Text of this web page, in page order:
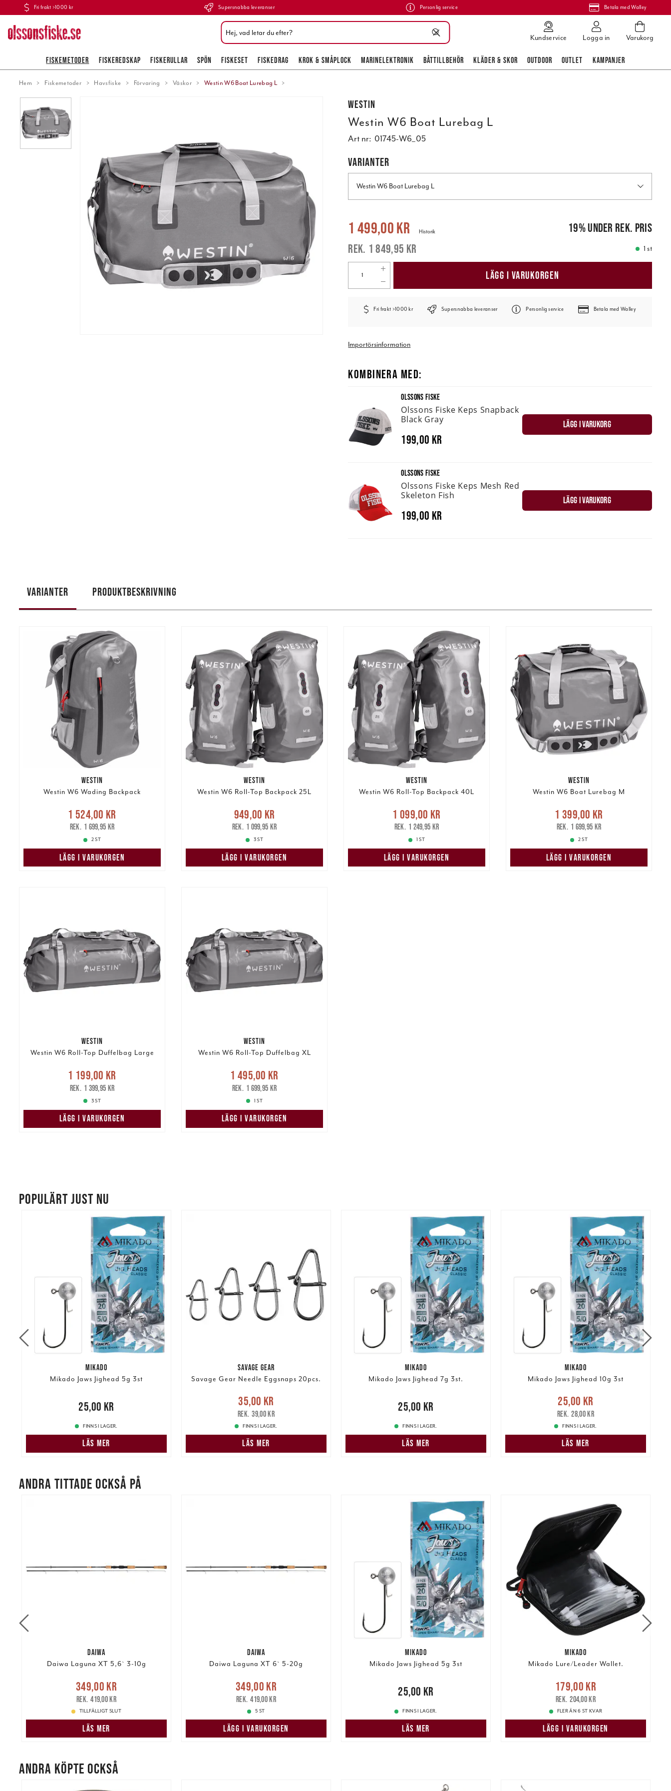
Fri frakt >1000 kr Supersnabba leveranser Personlig service Betala med Walley
Kundservice Logga in Varukorg
FISKEMETODER FISKEREDSKAP FISKERULLAR SPÖN FISKESET FISKEDRAG KROK & SMÅPLOCK MARINELEKTRONIK BÅTTILLBEHÖR KLÄDER & SKOR OUTDOOR OUTLET KAMPANJER
Hem Fiskemetoder Havsfiske Förvaring Väskor Westin W6 Boat Lurebag L
Westin
Westin W6 Boat Lurebag L
Art nr: 01745-W6_05
VARIANTER
Westin W6 Boat Lurebag L
Nuvarande pris: 1 499,00 kr
1 499,00 kr
1 849,95 kr
Historik 19%under rek. pris
1 st
LÄGG I VARUKORGEN
Fri frakt >1000 kr Supersnabba leveranser Personlig service Betala med Walley
Importörsinformation
KOMBINERA MED:
OLSSONS FISKE
Olssons Fiske Keps Snapback
Black Gray
199,00 kr
LÄGG I VARUKORG
OLSSONS FISKE
Olssons Fiske Keps Mesh Red
Skeleton Fish
199,00 kr
LÄGG I VARUKORG
VARIANTER PRODUKTBESKRIVNING
WESTIN
Westin W6 Wading Backpack
Nuvarande pris
1 524,00 krTidigare pris
1 699,95 kr
1 524,00 kr
1 699,95 kr
2 ST
LÄGG I VARUKORGEN
WESTIN
Westin W6 Roll-Top Backpack 25L
Nuvarande pris
949,00 krTidigare pris
1 099,95 kr
949,00 kr
1 099,95 kr
3 ST
LÄGG I VARUKORGEN
WESTIN
Westin W6 Roll-Top Backpack 40L
Nuvarande pris
1 099,00 krTidigare pris
1 249,95 kr
1 099,00 kr
1 249,95 kr
1 ST
LÄGG I VARUKORGEN
WESTIN
Westin W6 Boat Lurebag M
Nuvarande pris
1 399,00 krTidigare pris
1 699,95 kr
1 399,00 kr
1 699,95 kr
2 ST
LÄGG I VARUKORGEN
WESTIN
Westin W6 Roll-Top Duffelbag Large
Nuvarande pris
1 199,00 krTidigare pris
1 399,95 kr
1 199,00 kr
1 399,95 kr
3 ST
LÄGG I VARUKORGEN
WESTIN
Westin W6 Roll-Top Duffelbag XL
Nuvarande pris
1 495,00 krTidigare pris
1 699,95 kr
1 495,00 kr
1 699,95 kr
1 ST
LÄGG I VARUKORGEN
POPULÄRT JUST NU
MIKADO
Mikado Jaws Jighead 5g 3st
25,00 kr25,00 kr
FINNS I LAGER.
LÄS MER
SAVAGE GEAR
Savage Gear Needle Eggsnaps 20pcs.
Nuvarande pris:35,00 kr
pris:39,00 kr
35,00 kr
39,00 kr
FINNS I LAGER.
LÄS MER
MIKADO
Mikado Jaws Jighead 7g 3st.
25,00 kr25,00 kr
FINNS I LAGER.
LÄS MER
MIKADO
Mikado Jaws Jighead 10g 3st
Nuvarande pris:25,00 kr
pris:28,00 kr
25,00 kr
28,00 kr
FINNS I LAGER.
LÄS MER
ANDRA TITTADE OCKSÅ PÅ
DAIWA
Daiwa Laguna XT 5,6` 3-10g
Nuvarande pris
Tidigare pris
349,00 kr
419,00 kr
TILLFÄLLIGT SLUT
LÄS MER
DAIWA
Daiwa Laguna XT 6` 5-20g
Nuvarande pris
Tidigare pris
349,00 kr
419,00 kr
5 ST
LÄGG I VARUKORGEN
MIKADO
Mikado Jaws Jighead 5g 3st
25,00 kr25,00 kr
FINNS I LAGER.
LÄS MER
MIKADO
Mikado Lure/Leader Wallet.
Nuvarande pris
Tidigare pris
179,00 kr
204,00 kr
FLER ÄN 6 ST KVAR
LÄGG I VARUKORGEN
ANDRA KÖPTE OCKSÅ